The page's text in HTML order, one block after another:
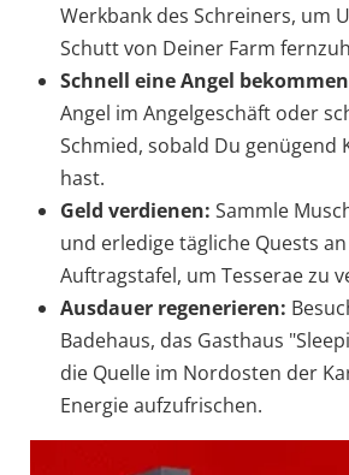
Werkbank des Schreiners, um
Schutt von Deiner Farm
Schnell eine Angel
Angel im Angelgeschäft oder
Schmied, sobald Du genügend
hast.
Geld verdienen: Sammle
und erledige tägliche Quests
Auftragstafel, um Tesserae zu
Ausdauer regenerieren:
Badehaus, das Gasthaus
die Quelle im Nordosten der
Energie aufzufrischen.